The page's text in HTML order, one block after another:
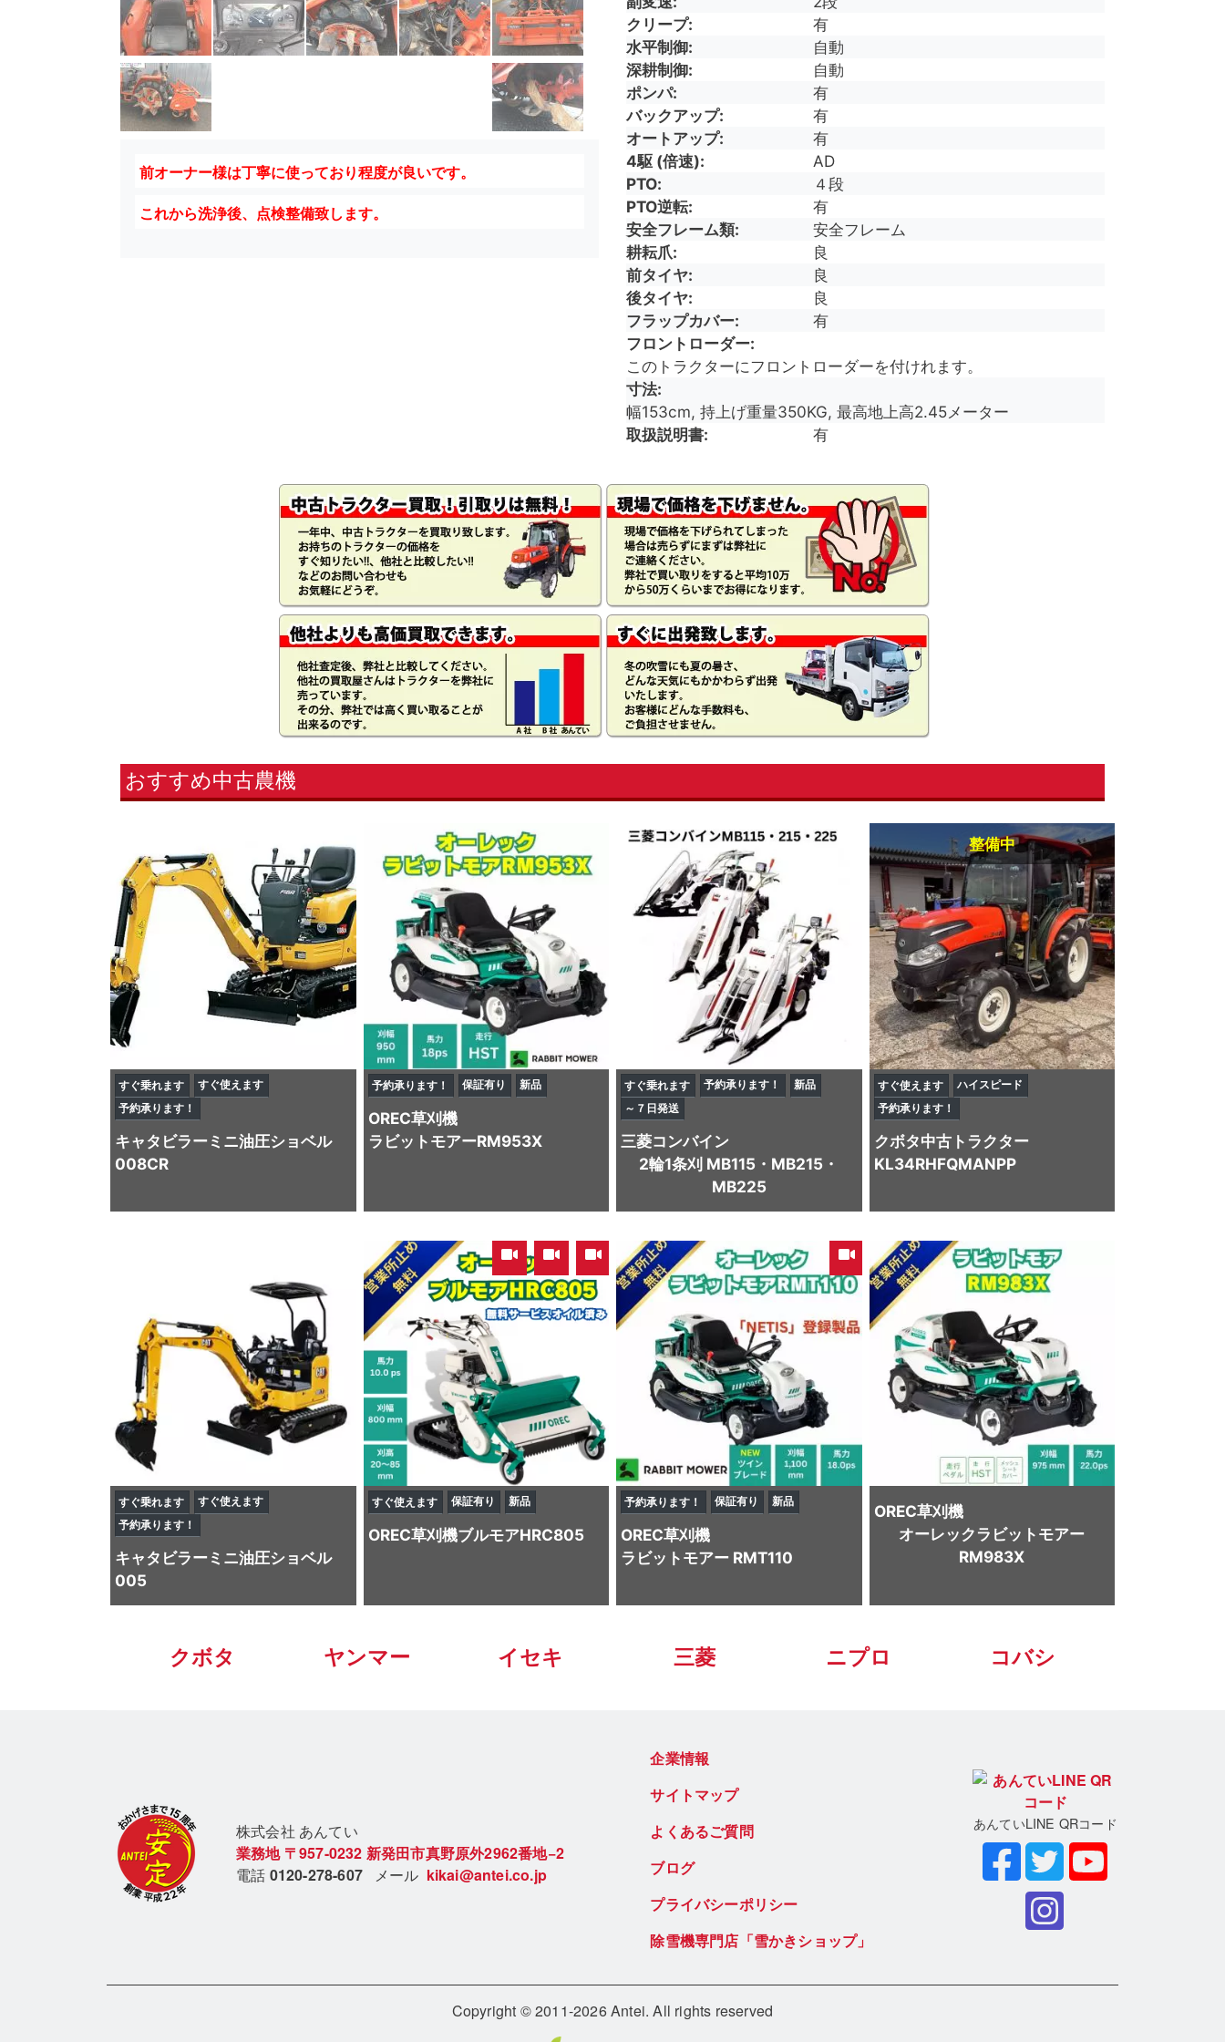
前オーナー様は丁寧に使っており程度が良いです。
これから洗浄後、点検整備致します。
クリープ
有
水平制御
自動
深耕制御
自動
ポンパ
有
バックアップ
有
オートアップ
有
4駆 (倍速)
AD
PTO
４段
PTO逆転
有
安全フレーム類
安全フレーム
耕耘爪
良
前タイヤ
良
後タイヤ
良
フラップカバー
有
フロントローダー
このトラクターにフロントローダーを付けれます。
寸法
幅153cm, 持上げ重量350KG, 最高地上高2.45メーター
取扱説明書
有
おすすめ中古農機
すぐ乗れます
すぐ使えます
予約承ります！
キャタビラーミニ油圧ショベル
008CR
予約承ります！ 保証有り 新品
OREC草刈機
ラビットモアーRM953X
すぐ乗れます 予約承ります！
新品
～７日発送
三菱コンバイン
2輪1条刈 MB115・MB215・
MB225
整備中
すぐ使えます
ハイスピード
予約承ります！
クボタ中古トラクター
KL34RHFQMANPP
すぐ乗れます
すぐ使えます
予約承ります！
キャタビラーミニ油圧ショベル
005
,
すぐ使えます 保証有り 新品
OREC草刈機ブルモアHRC805
予約承ります！ 保証有り 新品
OREC草刈機
ラビットモアー RMT110
OREC草刈機
オーレックラビットモアー
RM983X
クボタ ヤンマー イセキ 三菱 ニプロ コバシ
株式会社 あんてい
業務地 〒957-0232 新発田市真野原外2962番地−2
電話 0120-278-607 メール kikai@antei.co.jp
企業情報
サイトマップ
よくあるご質問
ブログ
プライバシーポリシー
除雪機専門店「雪かきショップ」
あんていLINE QRコード
Copyright © 2011-2026 Antei. All rights reserved